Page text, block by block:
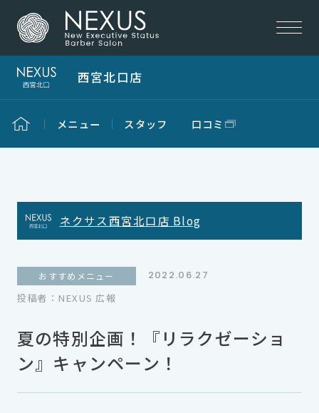
ネクサス西宮北口店 Blog
夏の特別企画！『リラクゼーショ
ン』キャンペーン！
おすすめメニュー
2022.06.27
投稿者：NEXUS 広報
西宮北口店
メニュー スタッフ 口コミ